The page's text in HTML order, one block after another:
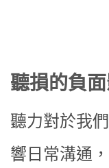
聽損的負
聽力對於我
響日常溝通